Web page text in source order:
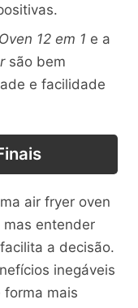
12 em 1 e a
são bem
e facilidade
air fryer oven
entender
a decisão.
inegáveis
mais